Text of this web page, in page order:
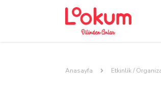
Anasayfa Etkinlik /